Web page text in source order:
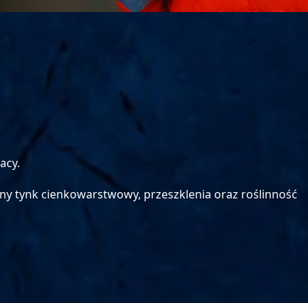
tynk cienkowarstwowy, przeszklenia oraz roślinność